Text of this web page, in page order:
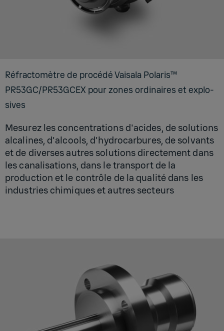
Réfrac­to­mètre de pro­cédé Vai­sala Pola­ris™
PR53GC/PR53G­CEX pour zones ordi­naires et explo­
sives
Mesurez les concentrations d'acides, de solutions
alcalines, d'alcools, d'hydrocarbures, de solvants
et de diverses autres solutions directement dans
les canalisations, dans le transport de la
production et le contrôle de la qualité dans les
industries chimiques et autres secteurs